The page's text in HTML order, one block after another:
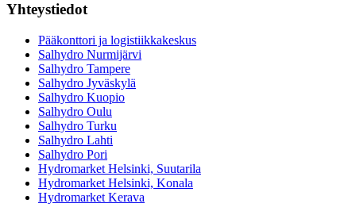
Yhteystiedot
Pääkonttori ja logistiikkakeskus
Salhydro Nurmijärvi
Salhydro Tampere
Salhydro Jyväskylä
Salhydro Kuopio
Salhydro Oulu
Salhydro Turku
Salhydro Lahti
Salhydro Pori
Hydromarket Helsinki, Suutarila
Hydromarket Helsinki, Konala
Hydromarket Kerava